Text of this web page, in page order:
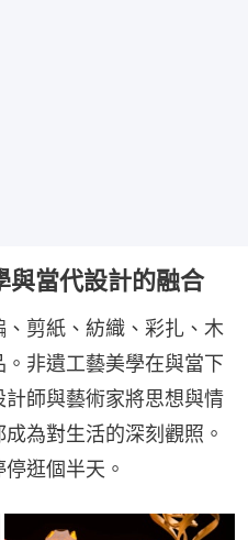
當代設計的融合
剪紙、紡織、彩扎、木
非遺工藝美學在與當下
師與藝術家將思想與情
為對生活的深刻觀照。
逛個半天。